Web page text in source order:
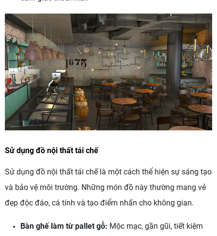
Sử dụng đồ nội thất tái chế
Sử dụng đồ nội thất tái chế là một cách thể hiện sự sáng tạo
và bảo vệ môi trường. Những món đồ này thường mang vẻ
đẹp độc đáo, cá tính và tạo điểm nhấn cho không gian.
Bàn ghế làm từ pallet gỗ: Mộc mạc, gần gũi, tiết kiệm